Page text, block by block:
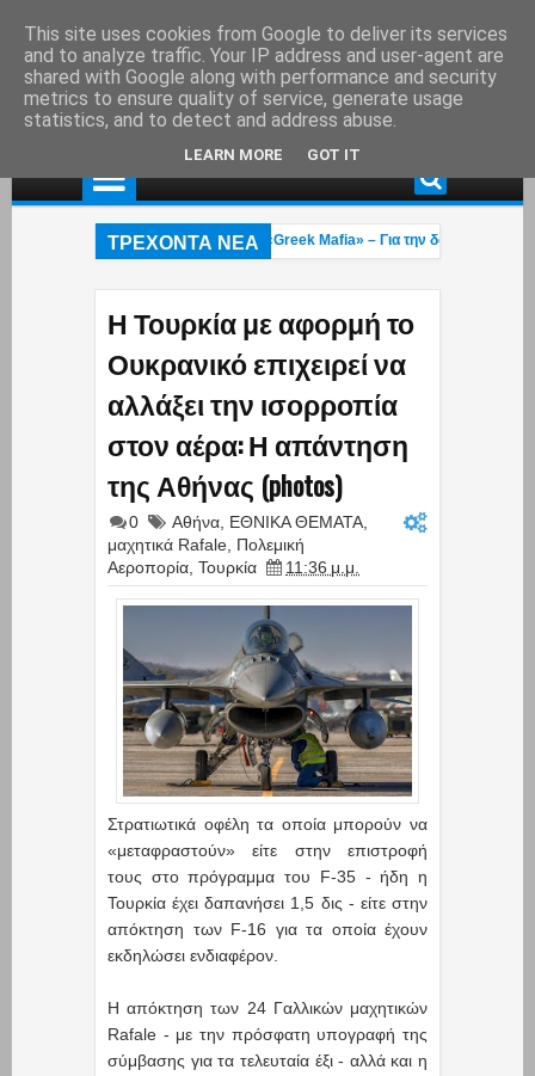
ΤΡΕΧΟΝΤΑ ΝΕΑ
στη Γερμανία εκτελεστής της «Greek Mafia» – Για την δολοφνία
Η Τουρκία με αφορμή το
Ουκρανικό επιχειρεί να
αλλάξει την ισορροπία
στον αέρα: Η απάντηση
της Αθήνας (photos)
0 Αθήνα ΕΘΝΙΚΑ ΘΕΜΑΤΑ
μαχητικά Rafale Πολεμική
Αεροπορία Τουρκία 11:36 μ.μ.
Στρατιωτικά οφέλη τα οποία μπορούν να
«μεταφραστούν» είτε στην επιστροφή
τους στο πρόγραμμα του F-35 - ήδη η
Τουρκία έχει δαπανήσει 1,5 δις - είτε στην
απόκτηση των F-16 για τα οποία έχουν
εκδηλώσει ενδιαφέρον.
Η απόκτηση των 24 Γαλλικών μαχητικών
Rafale - με την πρόσφατη υπογραφή της
σύμβασης για τα τελευταία έξι - αλλά και η
This site uses cookies from Google to deliver its services
and to analyze traffic. Your IP address and user-agent are
shared with Google along with performance and security
metrics to ensure quality of service, generate usage
statistics, and to detect and address abuse.
LEARN MORE GOT IT